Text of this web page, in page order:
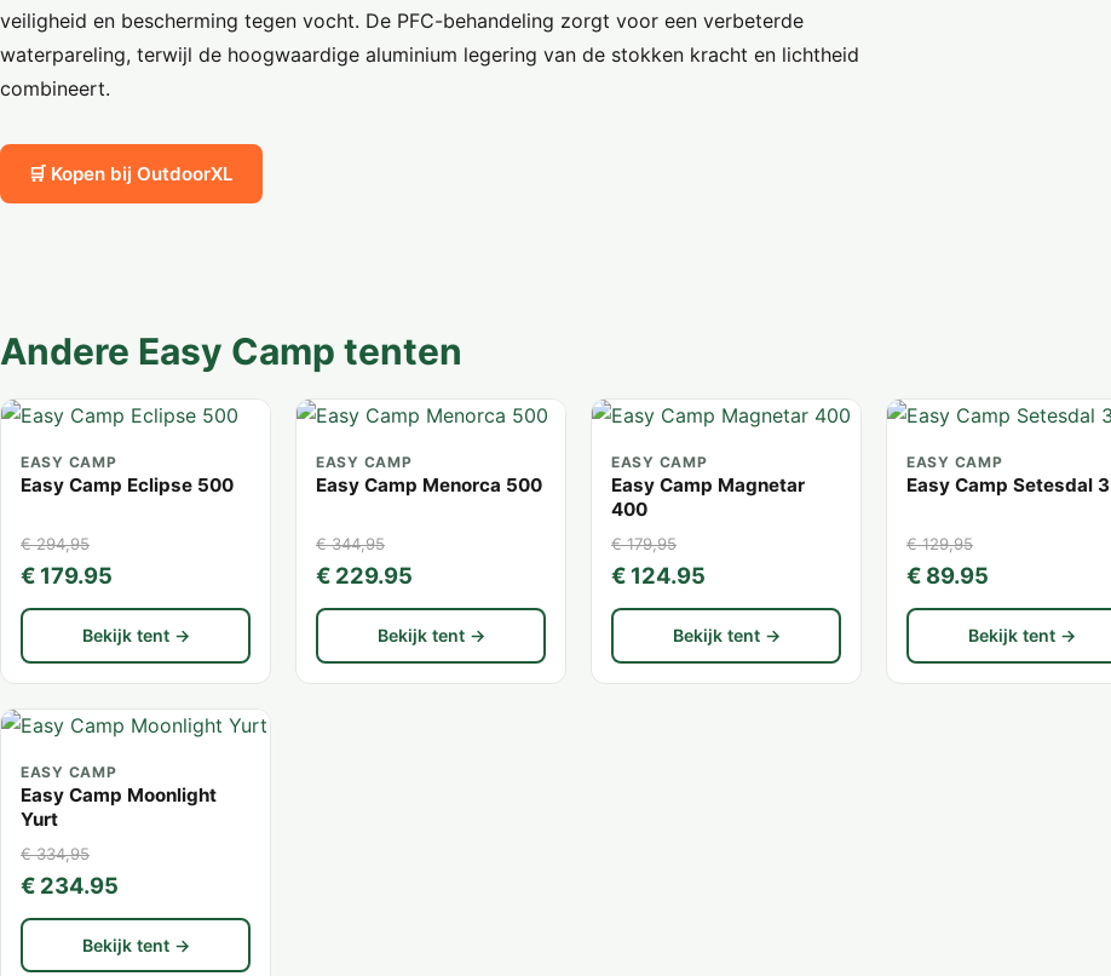
veiligheid en bescherming tegen vocht. De PFC-behandeling zorgt voor een verbeterde
waterpareling, terwijl de hoogwaardige aluminium legering van de stokken kracht en lichtheid
combineert.
🛒 Kopen bij OutdoorXL
Andere Easy Camp tenten
EASY CAMP
Easy Camp Eclipse 500
€ 294,95
€ 179.95
Bekijk tent →
EASY CAMP
Easy Camp Menorca 500
€ 344,95
€ 229.95
Bekijk tent →
EASY CAMP
Easy Camp Magnetar
400
€ 179,95
€ 124.95
Bekijk tent →
EASY CAMP
Easy Camp Setesdal 3
€ 129,95
€ 89.95
Bekijk tent →
EASY CAMP
Easy Camp Moonlight
Yurt
€ 334,95
€ 234.95
Bekijk tent →